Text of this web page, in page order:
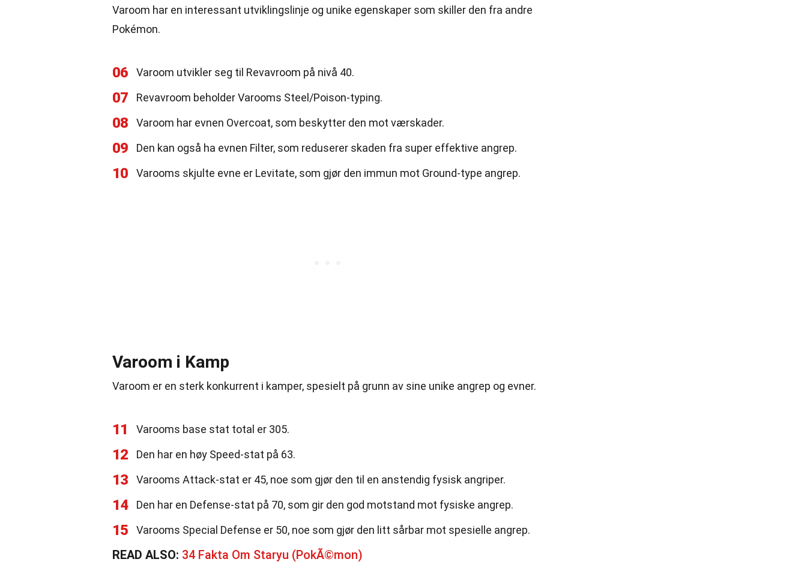
Varoom har en interessant utviklingslinje og unike egenskaper som skiller den fra andre
Pokémon.
06 Varoom utvikler seg til Revavroom på nivå 40.
07 Revavroom beholder Varooms Steel/Poison-typing.
08 Varoom har evnen Overcoat, som beskytter den mot værskader.
09 Den kan også ha evnen Filter, som reduserer skaden fra super effektive angrep.
10 Varooms skjulte evne er Levitate, som gjør den immun mot Ground-type angrep.
Varoom i Kamp
Varoom er en sterk konkurrent i kamper, spesielt på grunn av sine unike angrep og evner.
11 Varooms base stat total er 305.
12 Den har en høy Speed-stat på 63.
13 Varooms Attack-stat er 45, noe som gjør den til en anstendig fysisk angriper.
14 Den har en Defense-stat på 70, som gir den god motstand mot fysiske angrep.
15 Varooms Special Defense er 50, noe som gjør den litt sårbar mot spesielle angrep.
READ ALSO: 34 Fakta Om Staryu (PokÃ©mon)